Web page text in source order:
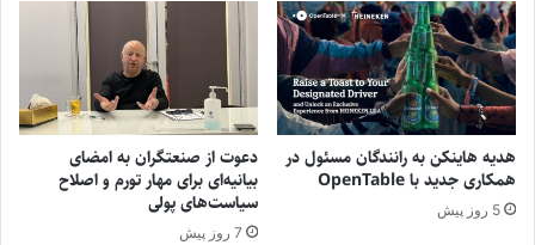
هدیه هاینکن به رانندگان مسئول در
همکاری جدید با OpenTable
5 روز پیش
دعوت از صنعتگران به امضای
بیانیه‌ای برای مهار تورم و اصلاح
سیاست‌های پولی
7 روز پیش